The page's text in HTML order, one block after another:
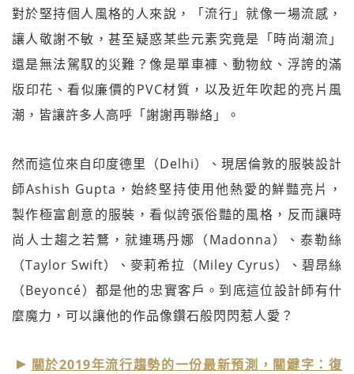
對於堅持個人風格的人來說，「流行」就像一場流感，
讓人敬謝不敏，甚至疑惑某些元素究竟是「時尚潮流」
還是無法駕馭的災難？像是單車褲、動物紋、浮誇的滿
版印花、看似廉價的PVC材質，以及近年吹起的亮片風
潮，皆讓許多人高呼「謝謝再聯絡」。
然而這位來自印度德里（Delhi）、現居倫敦的服裝設計
師Ashish Gupta，始終堅持使用他熱愛的鮮豔亮片，
製作極富創意的服裝，看似誇張俗豔的風格，反而讓時
尚人士趨之若鶩，就連瑪丹娜（Madonna）、泰勒絲
（Taylor Swift）、麥莉希拉（Miley Cyrus）、碧昂絲
（Beyoncé）都是他的忠實客戶。到底這位設計師有什
麼魔力，可以讓他的作品像鑽石般閃閃惹人愛？
關於2019年流行趨勢的一份最新預測，關鍵字：復